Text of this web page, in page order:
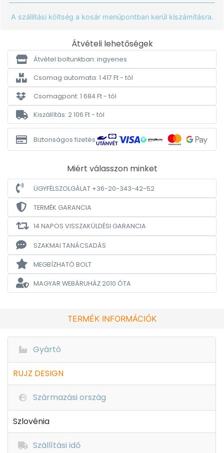
A szállítási költség a kosár menüpontban kerül kiszámításra.
Átvételi lehetőségek
Átvétel boltunkban: ingyenes
Csomag automata: 1 417 Ft - tól
Csomagpont: 1 684 Ft - tól
Kiszállítás: 2 106 Ft - tól
Biztonságos fizetés
Miért válasszon minket
ÜGYFÉLSZOLGÁLAT +36-20-343-42-52
TERMÉK GARANCIA
14 NAPOS VISSZAKÜLDÉSI GARANCIA
SZAKMAI TANÁCSADÁS
MEGBÍZHATÓ BOLT
MAGYAR WEBÁRUHÁZ2010 ÓTA
TERMÉK INFORMÁCIÓK
Gyártó
RUJZ DESIGN
Származási ország
Szlovénia
Szállítási idő